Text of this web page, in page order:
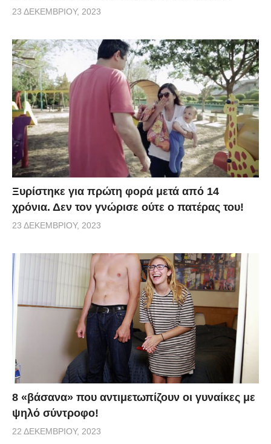
23 ΔΕΚΕΜΒΡΊΟΥ, 2023
Ξυρίστηκε για πρώτη φορά μετά από 14
χρόνια. Δεν τον γνώρισε ούτε ο πατέρας του!
23 ΔΕΚΕΜΒΡΊΟΥ, 2023
8 «βάσανα» που αντιμετωπίζουν οι γυναίκες με
ψηλό σύντροφο!
22 ΔΕΚΕΜΒΡΊΟΥ, 2023